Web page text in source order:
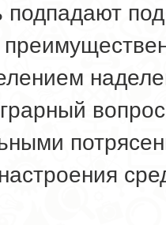
подпадают